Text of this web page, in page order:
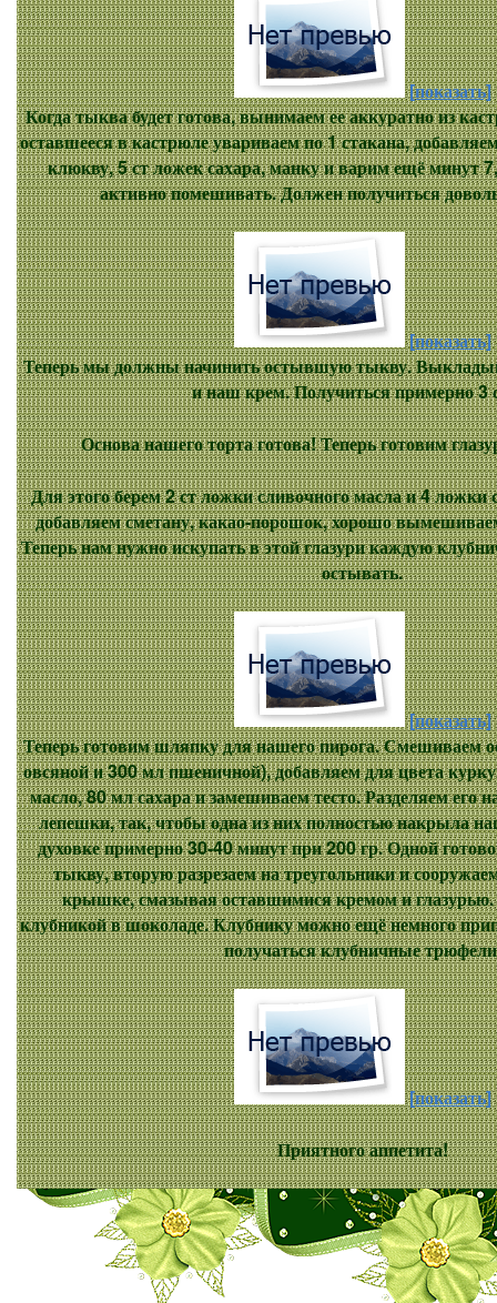
[показать]
Когда тыква будет готова, вынимаем ее аккуратно из
оставшееся в кастрюле увариваем по 1 стакана,
клюкву, 5 ст ложек сахара, манку и варим ещё минут
активно помешивать. Должен получиться
[показать]
Теперь мы должны начинить остывшую тыкву.
и наш крем. Получиться примерно 3
Основа нашего торта готова! Теперь готовим
Для этого берем 2 ст ложки сливочного масла и 4 ложки
добавляем сметану, какао-порошок, хорошо
Теперь нам нужно искупать в этой глазури каждую
остывать.
[показать]
Теперь готовим шляпку для нашего пирога. Смешиваем
овсяной и 300 мл пшеничной), добавляем для цвета
масло, 80 мл сахара и замешиваем тесто. Разделяем его
лепешки, так, чтобы одна из них полностью накрыла
духовке примерно 30-40 минут при 200 гр. Одной
тыкву, вторую разрезаем на треугольники и
крышке, смазывая оставшимися кремом и
клубникой в шоколаде. Клубнику можно ещё немного
получаться клубничные
[показать]
Приятного аппетита!